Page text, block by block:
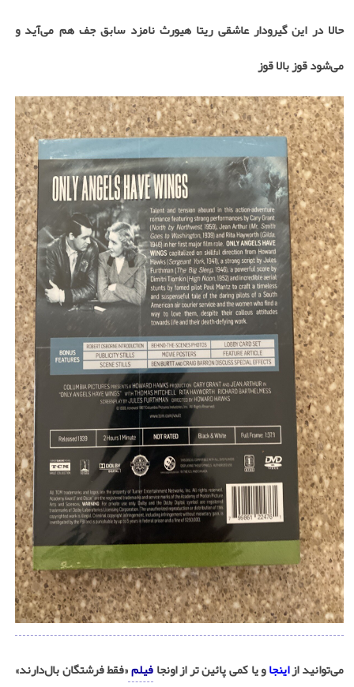
حالا در این گیرودار عاشقی ریتا هیورث نامزد سابق جف هم می‌آید و
می‌شود قوز بالا قوز
می‌توانید ازاینجاو یا کمی پائین تر از اونجافیلم«فقط فرشتگان بال‌دارند»